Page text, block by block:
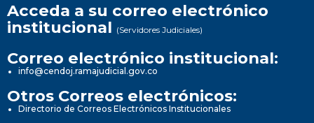
Acceda a su correo electrónico
institucional (Servidores Judiciales)
Correo electrónico institucional:
info@cendoj.ramajudicial.gov.co
Otros Correos electrónicos:
Directorio de Correos Electrónicos Institucionales